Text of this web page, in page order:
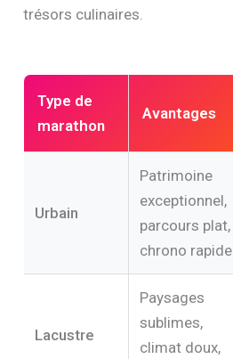
trésors culinaires.
Type de
marathon
Avantages
Urbain
Patrimoine
exceptionnel,
parcours plat,
chrono rapide
Lacustre
Paysages
sublimes,
climat doux,